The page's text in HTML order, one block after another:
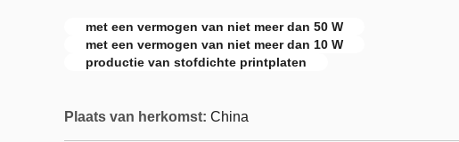
met een vermogen van niet meer dan 50 W
met een vermogen van niet meer dan 10 W
productie van stofdichte printplaten
Plaats van herkomst: China